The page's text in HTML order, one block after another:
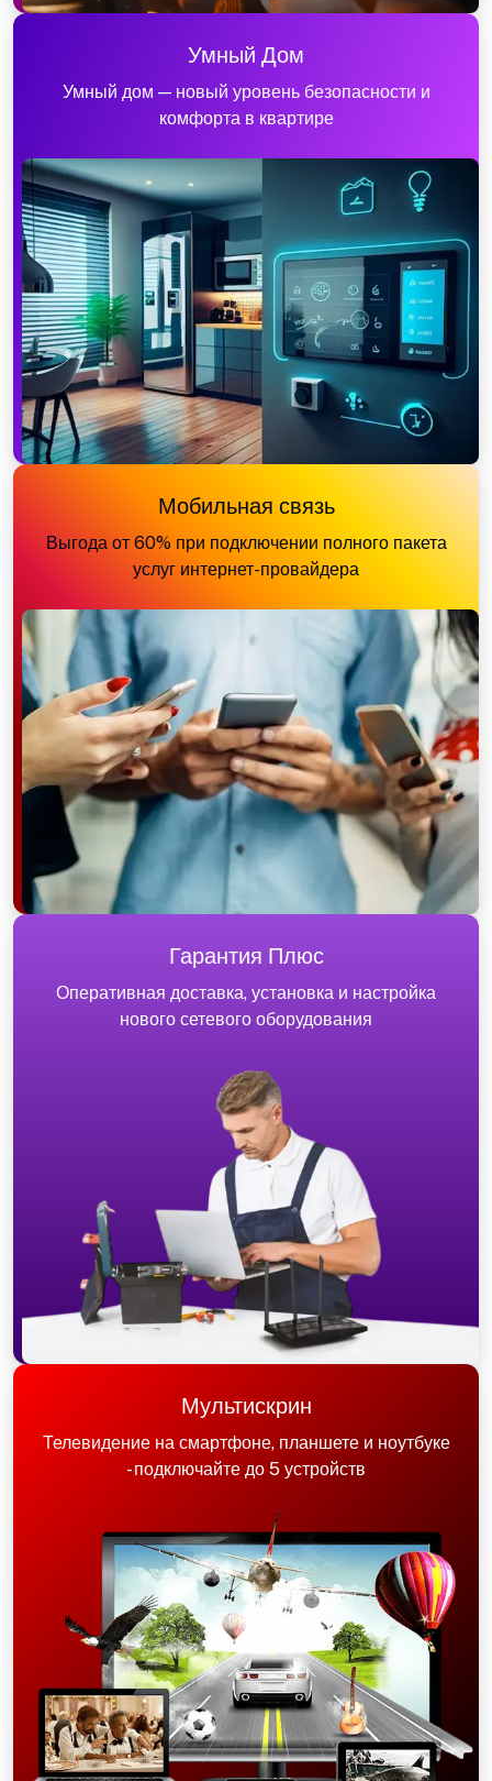
Умный Дом
Умный дом — новый уровень безопасности и
комфорта в квартире
Мобильная связь
Выгода от 60% при подключении полного пакета
услуг интернет-провайдера
Гарантия Плюс
Оперативная доставка, установка и настройка
нового сетевого оборудования
Мультискрин
Телевидение на смартфоне, планшете и ноутбуке
- подключайте до 5 устройств